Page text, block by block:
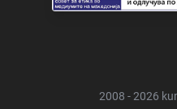
2008 - 2026